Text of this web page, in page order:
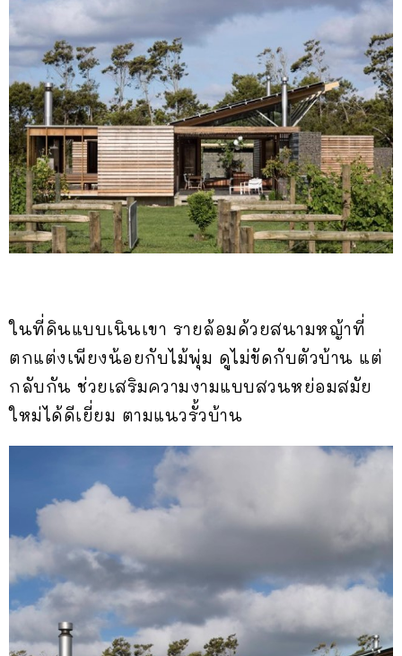
ในที่ดินแบบเนินเขา รายล้อมด้วยสนามหญ้าที่
ตกแต่งเพียงน้อยกับไม้พุ่ม ดูไม่ขัดกับตัวบ้าน แต่
กลับกัน ช่วยเสริมความงามแบบสวนหย่อมสมัย
ใหม่ได้ดีเยี่ยม ตามแนวรั้วบ้าน